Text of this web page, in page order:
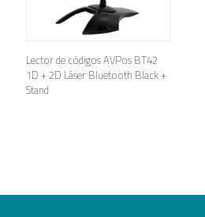
Lector de códigos AVPos BT42
1D + 2D Láser Bluetooth Black +
Stand